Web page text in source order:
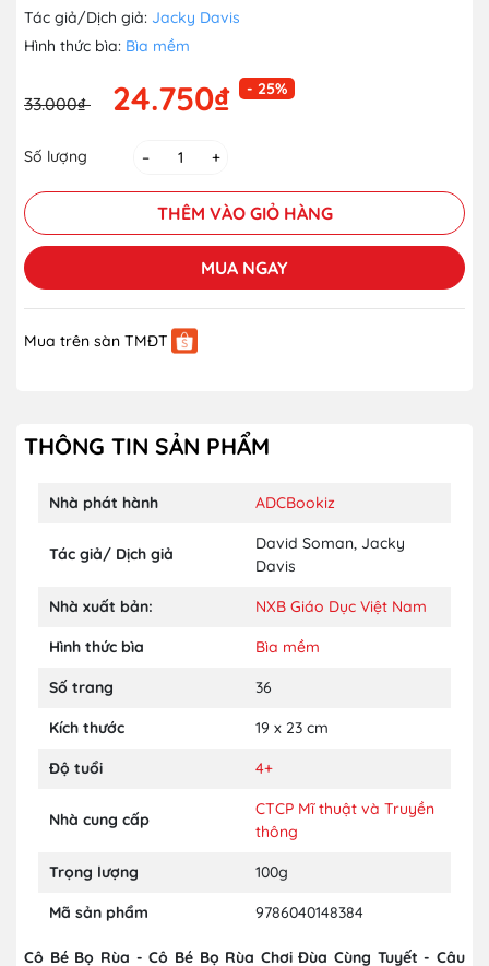
Tác giả/Dịch giả: Jacky Davis
Hình thức bìa: Bìa mềm
33.000₫ 24.750₫ - 25%
Số lượng – +
THÊM VÀO GIỎ HÀNG
MUA NGAY
Mua trên sàn TMĐT
THÔNG TIN SẢN PHẨM
Nhà phát hành ADCBookiz
Tác giả/ Dịch giả
David Soman Jacky
Davis
Nhà xuất bản: NXB Giáo Dục Việt Nam
Hình thức bìa Bìa mềm
Số trang 36
Kích thước 19 x 23 cm
Độ tuổi 4+
Nhà cung cấp
CTCP Mĩ thuật và Truyền
thông
Trọng lượng 100g
Mã sản phẩm 9786040148384
Cô Bé Bọ Rùa - Cô Bé Bọ Rùa Chơi Đùa Cùng Tuyết - Câu